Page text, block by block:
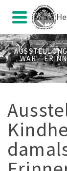
WAR –